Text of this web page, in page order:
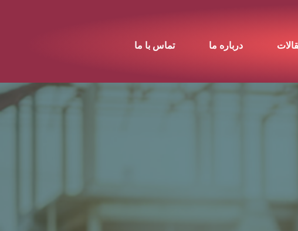
درباره ما تماس با ما